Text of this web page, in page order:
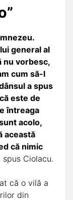
general al
nu vorbesc,
cum să-l
a spus
este de
întreaga
acolo,
această
că nimic
spus Ciolacu.
că o vilă a
din